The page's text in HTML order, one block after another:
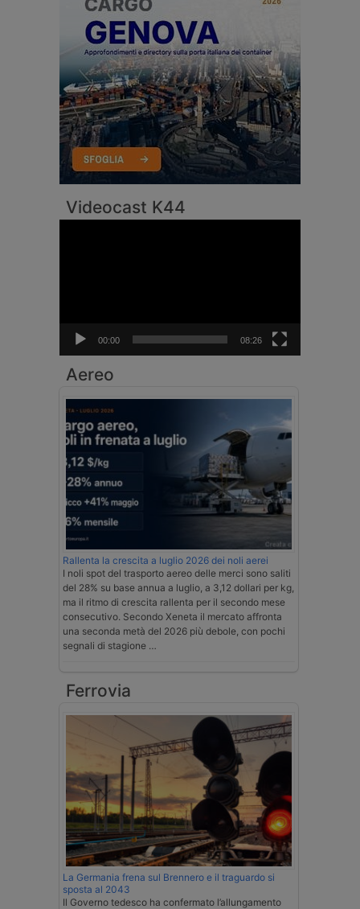
Videocast K44
00:00 08:26
Aereo
Rallenta la crescita a luglio 2026 dei noli aerei
I noli spot del trasporto aereo delle merci sono saliti
del 28% su base annua a luglio, a 3,12 dollari per kg,
ma il ritmo di crescita rallenta per il secondo mese
consecutivo. Secondo Xeneta il mercato affronta
una seconda metà del 2026 più debole, con pochi
segnali di stagione …
Ferrovia
La Germania frena sul Brennero e il traguardo si
sposta al 2043
Il Governo tedesco ha confermato l’allungamento